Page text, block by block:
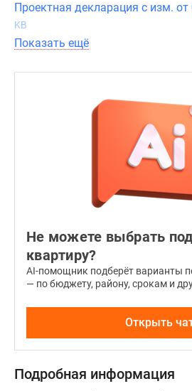
3,3
м),
витражными
позволяют
организовать
дома
рабочие
кабинеты,
для
отдыха,
гостиные
Проектная декларация с изм. от
KB
Показать ещё
Не можете выбрать
квартиру?
AI-помощник подберёт варианты
— по бюджету, району, срокам и
Открыть
Подробная информация